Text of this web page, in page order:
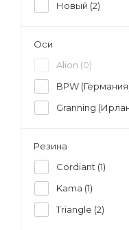
Новый (2)
Оси
Alion (0)
BPW
Granning
Резина
Cordiant (1)
Kama (1)
Triangle (2)